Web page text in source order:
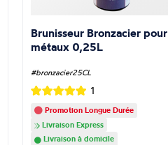
Brunisseur Bronzacier pour
métaux 0,25L
#bronzacier25CL
1
Promotion Longue Durée
Livraison Express
Livraison à domicile